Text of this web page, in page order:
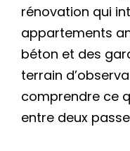
rénovation qui
appartements
béton et des
terrain
comprendre ce
entre deux